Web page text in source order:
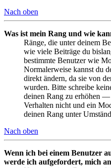
Nach oben
Was ist mein Rang und wie
Ränge, die unter deinem
wie viele Beiträge du
bestimmte Benutzer wie
Normalerweise kannst du
direkt ändern, da sie von
wurden. Bitte schreibe
deinen Rang zu erhöhen —
Verhalten nicht und ein
deinen Rang unter
Nach oben
Wenn ich bei einem Benutzer
werde ich aufgefordert, mich